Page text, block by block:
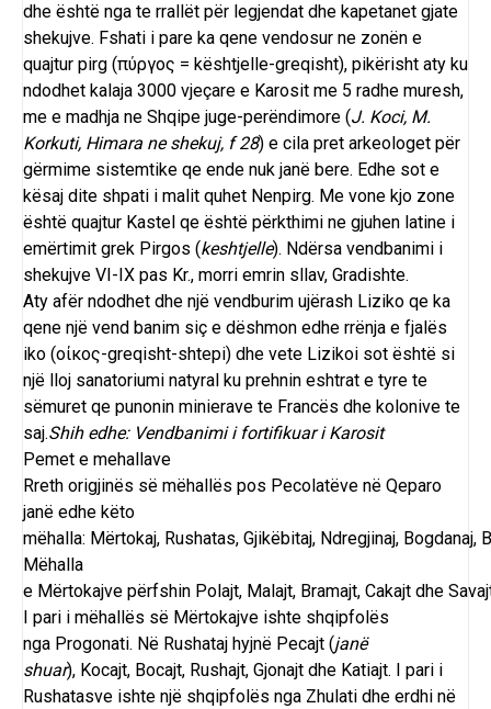
dhe është nga te rrallët për legjendat dhe kapetanet gjate
shekujve. Fshati i pare ka qene vendosur ne zonën e
quajtur pirg (πύργος = kështjelle-greqisht), pikërisht aty ku
ndodhet kalaja 3000 vjeçare e Karosit me 5 radhe muresh,
me e madhja ne Shqipe juge-perëndimore (J. Koci, M.
Korkuti, Himara ne shekuj, f 28) e cila pret arkeologet për
gërmime sistemtike qe ende nuk janë bere. Edhe sot e
kësaj dite shpati i malit quhet Nenpirg. Me vone kjo zone
është quajtur Kastel qe është përkthimi ne gjuhen latine i
emërtimit grek Pirgos (keshtjelle). Ndërsa vendbanimi i
shekujve VI-IX pas Kr., morri emrin sllav, Gradishte.
Aty afër ndodhet dhe një vendburim ujërash Liziko qe ka
qene një vend banim siç e dëshmon edhe rrënja e fjalës
iko (οίκος-greqisht-shtepi) dhe vete Lizikoi sot është si
një lloj sanatoriumi natyral ku prehnin eshtrat e tyre te
sëmuret qe punonin minierave te Francës dhe kolonive te
saj.Shih edhe: Vendbanimi i fortifikuar i Karosit
Pemet e mehallave
Rreth origjinës së mëhallës pos Pecolatëve në Qeparo
janë edhe këto
mëhalla: Mërtokaj, Rushatas, Gjikëbitaj, Ndregjinaj, Bogdanaj,
Mëhalla
e Mërtokajve përfshin Polajt, Malajt, Bramajt, Cakajt dhe
I pari i mëhallës së Mërtokajve ishte shqipfolës
nga Progonati. Në Rushataj hyjnë Pecajt (janë
shuar), Kocajt, Bocajt, Rushajt, Gjonajt dhe Katiajt. I pari i
Rushatasve ishte një shqipfolës nga Zhulati dhe erdhi në